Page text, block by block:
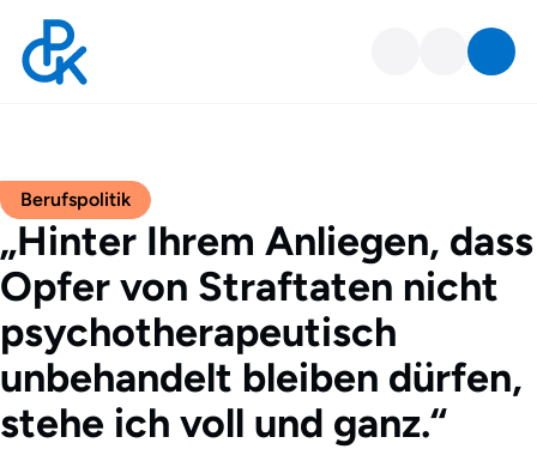
„Hinter Ihrem Anliegen, dass
Opfer von Straftaten nicht
psychotherapeutisch
unbehandelt bleiben dürfen,
stehe ich voll und ganz.“
Berufspolitik